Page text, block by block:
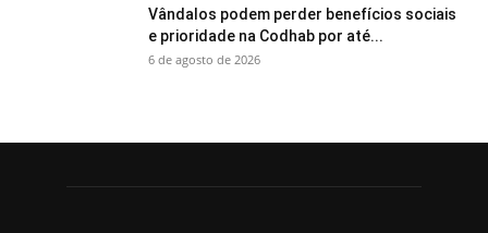
Vândalos podem perder benefícios sociais
e prioridade na Codhab por até...
6 de agosto de 2026